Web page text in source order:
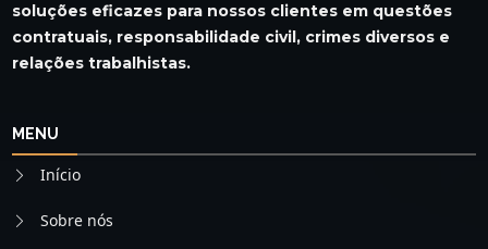
soluções eficazes para nossos clientes em questões
contratuais, responsabilidade civil, crimes diversos e
relações trabalhistas.
MENU
Início
Sobre nós